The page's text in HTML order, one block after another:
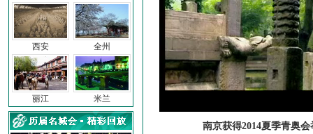
西安
丽江
全州
米兰
南京获得2014夏季青奥会